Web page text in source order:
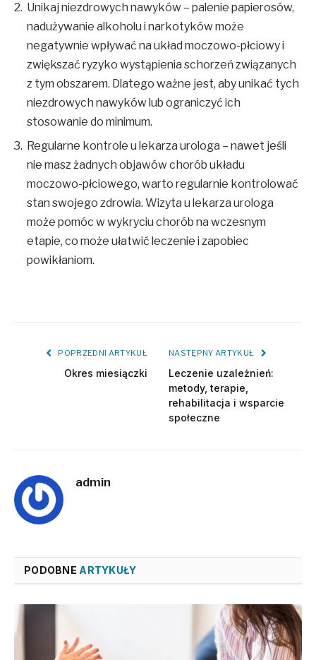
Unikaj niezdrowych nawyków – palenie papierosów,
nadużywanie alkoholu i narkotyków może
negatywnie wpływać na układ moczowo-płciowy i
zwiększać ryzyko wystąpienia schorzeń związanych
z tym obszarem. Dlatego ważne jest, aby unikać tych
niezdrowych nawyków lub ograniczyć ich
stosowanie do minimum.
Regularne kontrole u lekarza urologa – nawet jeśli
nie masz żadnych objawów chorób układu
moczowo-płciowego, warto regularnie kontrolować
stan swojego zdrowia. Wizyta u lekarza urologa
może pomóc w wykryciu chorób na wczesnym
etapie, co może ułatwić leczenie i zapobiec
powikłaniom.
POPRZEDNI ARTYKUŁ
Okres miesiączki
NASTĘPNY ARTYKUŁ
Leczenie uzależnień:
metody, terapie,
rehabilitacja i wsparcie
społeczne
admin
PODOBNE ARTYKUŁY